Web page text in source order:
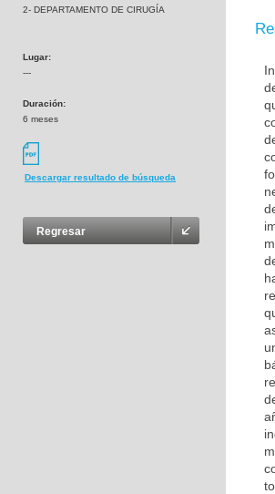
2- DEPARTAMENTO DE CIRUGÍA
Lugar:
---
Duración:
6 meses
Descargar resultado de búsqueda
Regresar